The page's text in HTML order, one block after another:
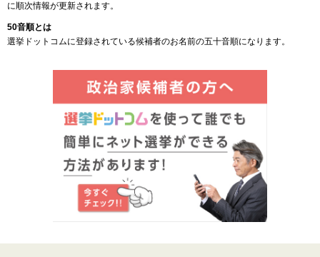
に順次情報が更新されます。
50音順とは
選挙ドットコムに登録されている候補者のお名前の五十音順になります。